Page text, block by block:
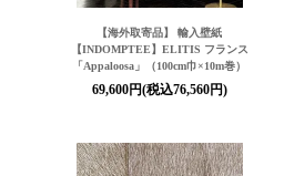
【海外取寄品】 輸入壁紙
【INDOMPTEE】ELITIS フランス
「Appaloosa」（100cm巾×10m巻）
69,600円(税込76,560円)